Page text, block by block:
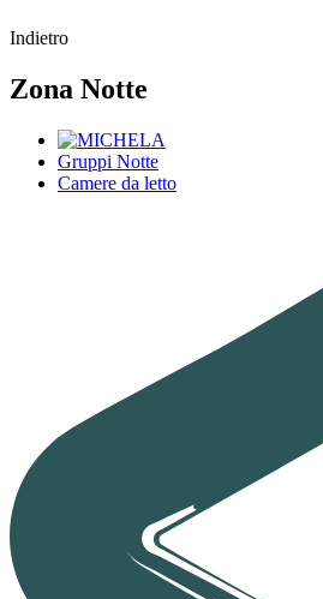
Indietro
Zona Notte
Gruppi Notte
Camere da letto